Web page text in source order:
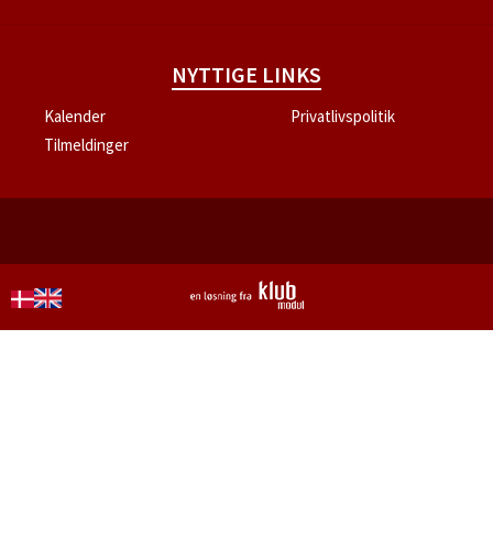
NYTTIGE LINKS
Kalender
Privatlivspolitik
Tilmeldinger